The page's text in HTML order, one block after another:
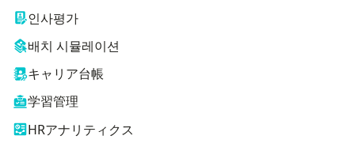
인사평가
배치 시뮬레이션
キャリア台帳
学習管理
HRアナリティクス